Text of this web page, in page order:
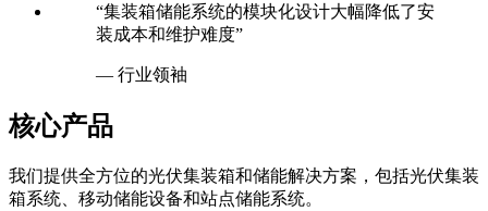
“集装箱储能系统的模块化设计大幅降低了安
装成本和维护难度”
— 行业领袖
核心产品
我们提供全方位的光伏集装箱和储能解决方案，包括光伏集装
箱系统、移动储能设备和站点储能系统。